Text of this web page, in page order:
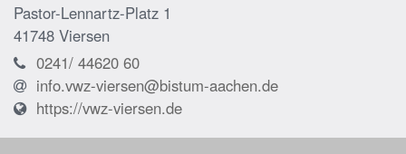
Pastor-Lennartz-Platz 1
41748 Viersen
0241/ 44620 60
info.vwz-viersen@bistum-aachen.de
https://vwz-viersen.de